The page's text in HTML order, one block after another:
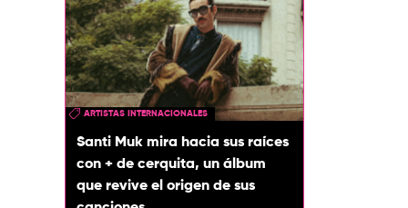
ARTISTAS INTERNACIONALES
Santi Muk mira hacia sus raíces
con + de cerquita, un álbum
que revive el origen de sus